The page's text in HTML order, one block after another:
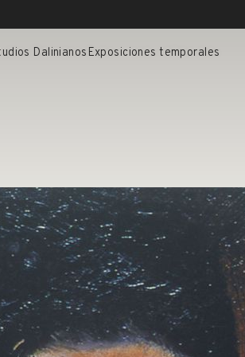
Dalinianos Exposiciones temporales